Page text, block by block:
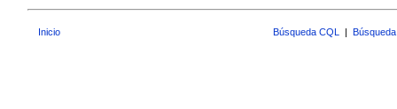
Inicio Búsqueda CQL